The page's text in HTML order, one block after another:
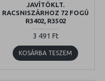
JAVÍTÓKLT.
RACSNISZÁRHOZ 72 FOGÚ
R3402, R3502
3 491 Ft
KOSÁRBA TESZEM